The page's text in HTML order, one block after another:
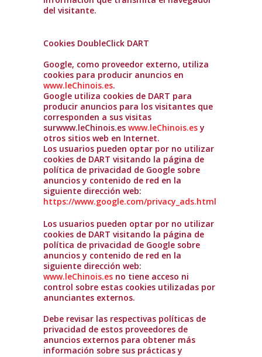
del visitante.
Cookies DoubleClick DART
Google, como proveedor externo, utiliza
cookies para producir anuncios en
www.leChinois.es.
Google utiliza cookies de DART para
producir anuncios para los visitantes que
corresponden a sus visitas
surwww.leChinois.es www.leChinois.esy
otros sitios web en Internet.
Los usuarios pueden optar por no utilizar
cookies de DART visitando la página de
política de privacidad de Google sobre
anuncios y contenido de red en la
siguiente dirección web:
https://www.google.com/privacy_ads.html
Los usuarios pueden optar por no utilizar
cookies de DART visitando la página de
política de privacidad de Google sobre
anuncios y contenido de red en la
siguiente dirección web:
www.leChinois.es no tiene acceso ni
control sobre estas cookies utilizadas por
anunciantes externos.
Debe revisar las respectivas políticas de
privacidad de estos proveedores de
anuncios externos para obtener más
información sobre sus prácticas y